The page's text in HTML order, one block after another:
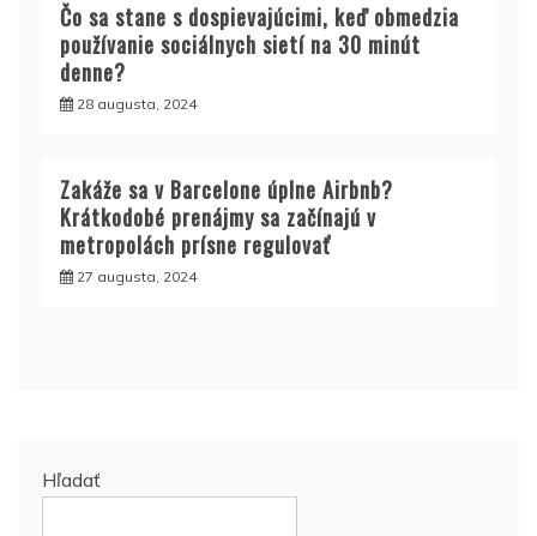
Čo sa stane s dospievajúcimi, keď obmedzia
používanie sociálnych sietí na 30 minút
denne?
28 augusta, 2024
Zakáže sa v Barcelone úplne Airbnb?
Krátkodobé prenájmy sa začínajú v
metropolách prísne regulovať
27 augusta, 2024
Hľadať